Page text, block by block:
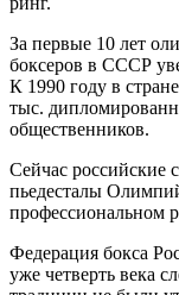
За первые 10 лет
боксеров в СССР
К 1990 году в
тыс.
общественников.
Сейчас российские
пьедесталы
профессиональном
Федерация бокса
уже четверть века